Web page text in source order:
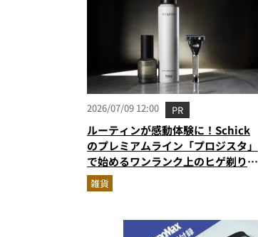
2026/07/09 12:00 PR
ルーティンが感動体験に！Schick
のプレミアムライン「プロジスタ」
で始めるワンランク上のヒゲ剃り習
慣
雑貨